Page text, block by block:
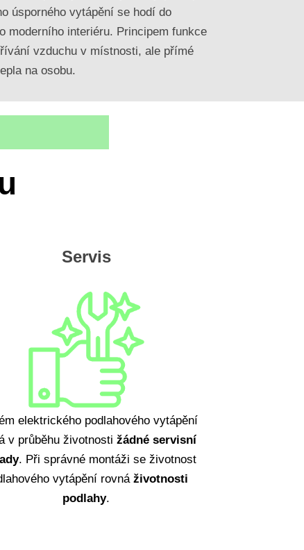
úsporného vytápění se hodí do
moderního interiéru. Principem funkce
vzduchu v místnosti, ale přímé
na osobu.
Servis
elektrického podlahového vytápění
v průběhu životnosti žádné servisní
. Při správné montáži se životnost
vytápění rovnáživotnosti
podlahy.